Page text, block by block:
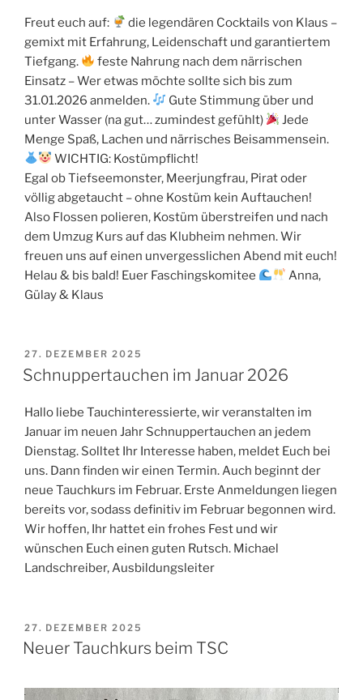
Freut euch auf:
die legendären Cocktails von Klaus –
gemixt mit Erfahrung, Leidenschaft und garantiertem
Tiefgang.
feste Nahrung nach dem närrischen
Einsatz – Wer etwas möchte sollte sich bis zum
31.01.2026 anmelden.
Gute Stimmung über und
unter Wasser (na gut… zumindest gefühlt)
Jede
Menge Spaß, Lachen und närrisches Beisammensein.
WICHTIG: Kostümpflicht!
Egal ob Tiefseemonster, Meerjungfrau, Pirat oder
völlig abgetaucht – ohne Kostüm kein Auftauchen!
Also Flossen polieren, Kostüm überstreifen und nach
dem Umzug Kurs auf das Klubheim nehmen. Wir
freuen uns auf einen unvergesslichen Abend mit euch!
Helau & bis bald! Euer Faschingskomitee
Anna,
Gülay & Klaus
VERÖFFENTLICHT
AM
27. DEZEMBER 2025
Schnuppertauchen im Januar 2026
Hallo liebe Tauchinteressierte, wir veranstalten im
Januar im neuen Jahr Schnuppertauchen an jedem
Dienstag. Solltet Ihr Interesse haben, meldet Euch bei
uns. Dann finden wir einen Termin. Auch beginnt der
neue Tauchkurs im Februar. Erste Anmeldungen liegen
bereits vor, sodass definitiv im Februar begonnen wird.
Wir hoffen, Ihr hattet ein frohes Fest und wir
wünschen Euch einen guten Rutsch. Michael
Landschreiber, Ausbildungsleiter
VERÖFFENTLICHT
AM
27. DEZEMBER 2025
Neuer Tauchkurs beim TSC